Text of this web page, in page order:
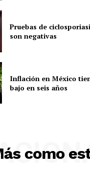
Pruebas de
son negativas
Inflación en México
bajo en seis años
como